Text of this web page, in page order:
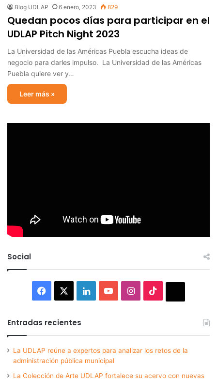
Blog UDLAP 6 enero, 2023 829
Quedan pocos días para participar en el
UDLAP Pitch Night 2023
La Universidad de las Américas Puebla escucha ideas de
negocio para darles impulso. La Universidad de las Américas
Puebla quiere ver y…
Leer más »
Social
Facebook LinkedInYouTubeInstagram
Entradas recientes
La UDLAP reúne a expertos para analizar los retos de la
administración pública municipal
La Colección de Arte UDLAP fortalece su acervo con nuevas